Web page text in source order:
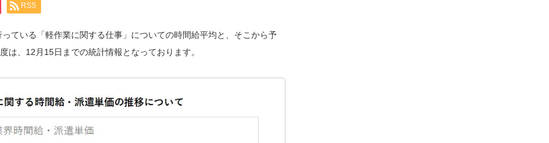
RSS
ている「軽作業に関する仕事」についての時間給平均と、そこから予
、12月15日までの統計情報となっております。